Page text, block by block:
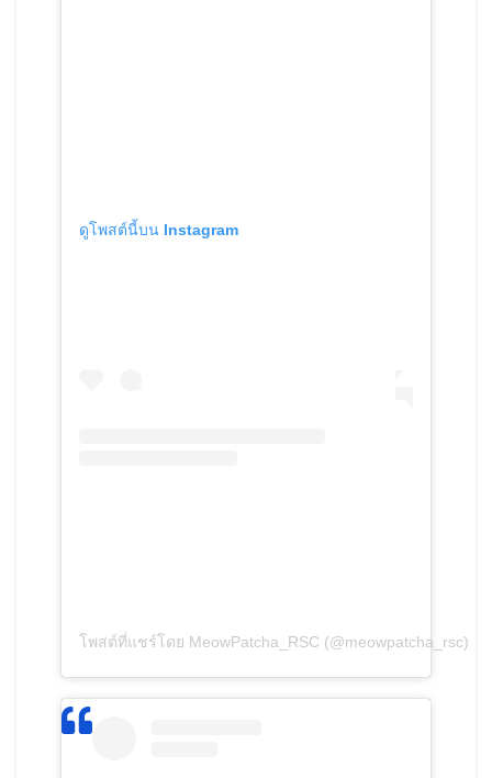
ดูโพสต์นี้บน Instagram
โพสต์ที่แชร์โดย MeowPatcha_RSC (@meowpatcha_rsc)